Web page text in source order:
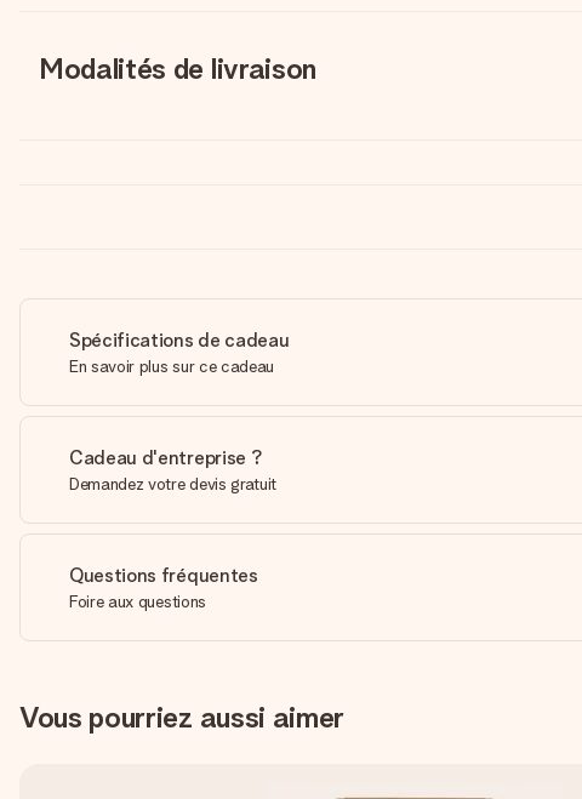
Modalités de livraison
Spécifications de cadeau
En savoir plus sur ce cadeau
Cadeau d'entreprise ?
Demandez votre devis gratuit
Questions fréquentes
Foire aux questions
Vous pourriez aussi aimer